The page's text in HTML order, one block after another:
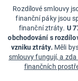
Rozdílové smlouvy
finanční páky jsou
finanční ztráty. U
obchodování s
vzniku ztráty. Měli
smlouvy fungují, a
finančních